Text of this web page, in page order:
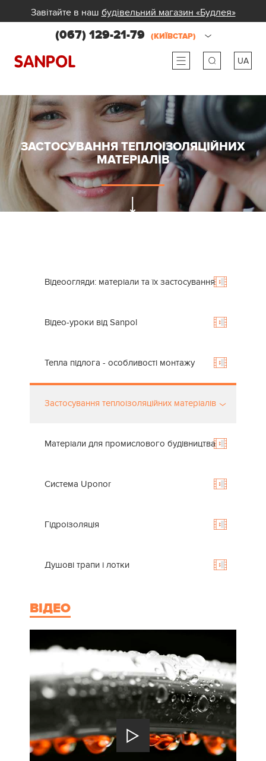
Завітайте в наш будівельний магазин «Будлея»
(067) 129-21-79 (КИЇВСТАР)
UA
ua
ЗАСТОСУВАННЯ ТЕПЛОІЗОЛЯЦІЙНИХ
МАТЕРІАЛІВ
Відеоогляди: матеріали та їх застосування
Відео-уроки від Sanpol
Тепла підлога - особливості монтажу
Застосування теплоізоляційних матеріалів
Матеріали для промислового будівництва
Система Uponor
Гідроізоляція
Душові трапи і лотки
ВІДЕО